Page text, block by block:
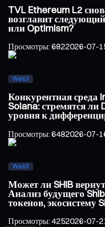
TVL Ethereum L2
возглавит
или Optimism?
Просмотры:6822026-07-
Web3
Конкурентная среда
Solana: стремятся ли
уровня к
Просмотры:6482026-07-
Web3
Может ли SHIB
Анализ будущего
токенов, экосистему
Просмотры:4252026-07-